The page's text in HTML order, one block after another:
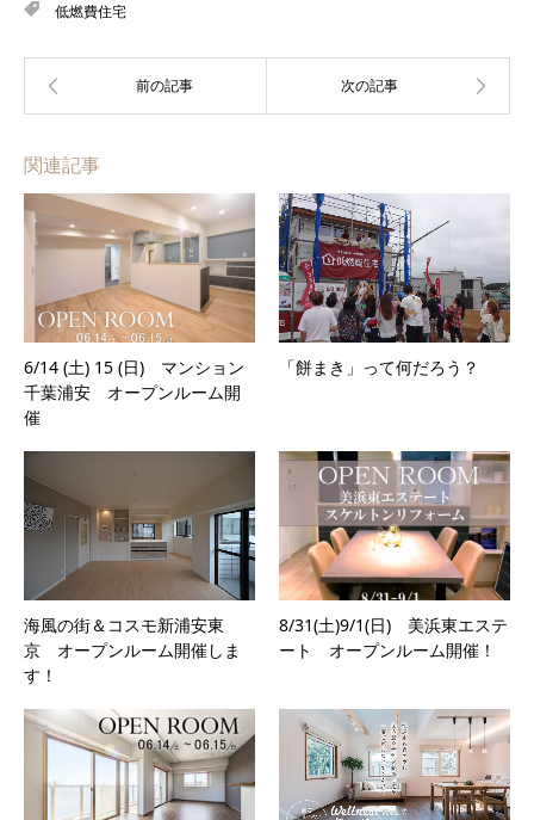
低燃費住宅
関連記事
6/14 (土) 15 (日) マンション
千葉浦安 オープンルーム開
催
「餅まき」って何だろう？
海風の街＆コスモ新浦安東
京 オープンルーム開催しま
す！
8/31(土)9/1(日) 美浜東エステ
ート オープンルーム開催！